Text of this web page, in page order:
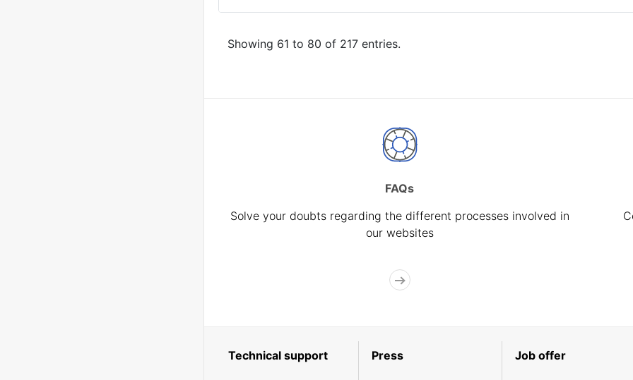
Showing 61 to 80 of 217 entries.
FAQs
Solve your doubts regarding the different processes involved in
our websites
Technical support Press Job offer